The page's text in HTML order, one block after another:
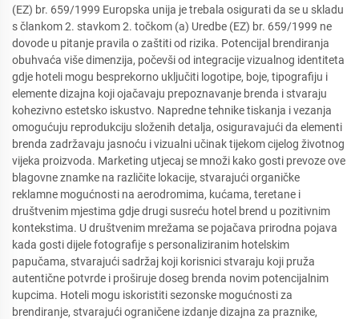
(EZ) br. 659/1999 Europska unija je trebala osigurati da se u skladu
s člankom 2. stavkom 2. točkom (a) Uredbe (EZ) br. 659/1999 ne
dovode u pitanje pravila o zaštiti od rizika. Potencijal brendiranja
obuhvaća više dimenzija, počevši od integracije vizualnog identiteta
gdje hoteli mogu besprekorno uključiti logotipe, boje, tipografiju i
elemente dizajna koji ojačavaju prepoznavanje brenda i stvaraju
kohezivno estetsko iskustvo. Napredne tehnike tiskanja i vezanja
omogućuju reprodukciju složenih detalja, osiguravajući da elementi
brenda zadržavaju jasnoću i vizualni učinak tijekom cijelog životnog
vijeka proizvoda. Marketing utjecaj se množi kako gosti prevoze ove
blagovne znamke na različite lokacije, stvarajući organičke
reklamne mogućnosti na aerodromima, kućama, teretane i
društvenim mjestima gdje drugi susreću hotel brend u pozitivnim
kontekstima. U društvenim mrežama se pojačava prirodna pojava
kada gosti dijele fotografije s personaliziranim hotelskim
papučama, stvarajući sadržaj koji korisnici stvaraju koji pruža
autentične potvrde i proširuje doseg brenda novim potencijalnim
kupcima. Hoteli mogu iskoristiti sezonske mogućnosti za
brendiranje, stvarajući ograničene izdanje dizajna za praznike,